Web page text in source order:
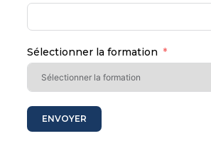
Sélectionner la formation
ENVOYER